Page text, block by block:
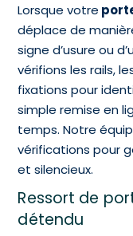
Lorsque votre
déplace de
signe d’usure ou
vérifions les rails,
fixations pour
simple remise en
temps. Notre
vérifications pour
et silencieux.
Ressort de
détendu